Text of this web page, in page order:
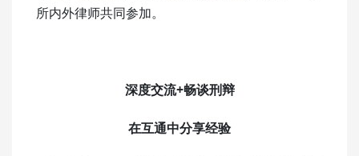
所内外律师共同参加。
深度交流+畅谈刑辩
在互通中分享经验